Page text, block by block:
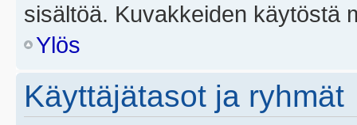
sisältöä. Kuvakkeiden käytöstä
Ylös
Käyttäjätasot ja ryhmät